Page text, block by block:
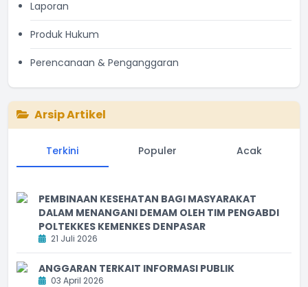
Laporan
Produk Hukum
Perencanaan & Penganggaran
Arsip Artikel
Terkini Populer Acak
PEMBINAAN KESEHATAN BAGI MASYARAKAT
DALAM MENANGANI DEMAM OLEH TIM PENGABDI
POLTEKKES KEMENKES DENPASAR
21 Juli 2026
ANGGARAN TERKAIT INFORMASI PUBLIK
03 April 2026